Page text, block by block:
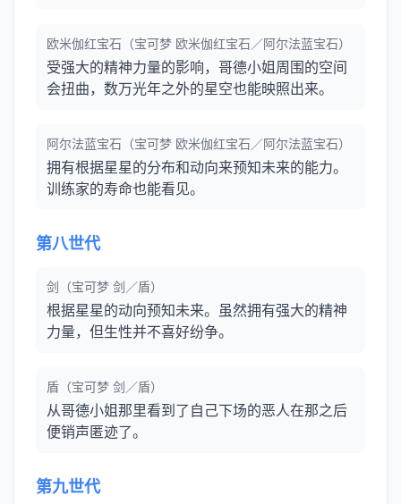
欧米伽红宝石（宝可梦 欧米伽红宝石／阿尔法蓝宝石）
受强大的精神力量的影响，哥德小姐周围的空间
会扭曲，数万光年之外的星空也能映照出来。
阿尔法蓝宝石（宝可梦 欧米伽红宝石／阿尔法蓝宝石）
拥有根据星星的分布和动向来预知未来的能力。
训练家的寿命也能看见。
第八世代
剑（宝可梦 剑／盾）
根据星星的动向预知未来。虽然拥有强大的精神
力量，但生性并不喜好纷争。
盾（宝可梦 剑／盾）
从哥德小姐那里看到了自己下场的恶人在那之后
便销声匿迹了。
第九世代